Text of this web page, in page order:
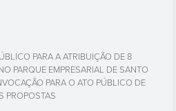
PARA A ATRIBUIÇÃO DE 8
PARQUE EMPRESARIAL DE SANTO
PARA O ATO PÚBLICO DE
PROPOSTAS